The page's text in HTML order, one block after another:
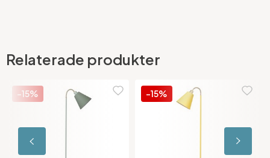
Relaterade produkter
-15% -15%